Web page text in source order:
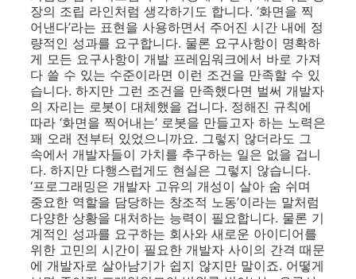
장의 조립 라인처럼 생각하기도 합니다. ‘화면을 찍
어낸다’라는 표현을 사용하면서 주어진 시간 내에 정
량적인 성과를 요구합니다. 물론 요구사항이 명확하
게 모든 요구사항이 개발 프레임워크에서 바로 가져
다 쓸 수 있는 수준이라면 이런 조건을 만족할 수 있
습니다. 하지만 그런 조건을 만족했다면 벌써 개발자
의 자리는 로봇이 대체했을 겁니다. 정해진 규칙에
따라 ‘화면을 찍어내는’ 로봇을 만들고자 하는 노력은
꽤 오래 전부터 있었으니까요. 그렇지 않더라도 그
속에서 개발자들이 가치를 추구하는 일은 없을 겁니
다. 하지만 다행스럽게도 현실은 그렇지 않습니다.
‘프로그래밍은 개발자 고유의 개성이 살아 숨 쉬며
중요한 역할을 담당하는 창조적 노동’이라는 말처럼
다양한 상황을 대처하는 능력이 필요합니다. 물론 기
계적인 성과를 요구하는 회사와 새로운 아이디어를
위한 고민의 시간이 필요한 개발자 사이의 간격 때문
에 개발자로 살아남기가 쉽지 않지만 말이죠. 어떻게